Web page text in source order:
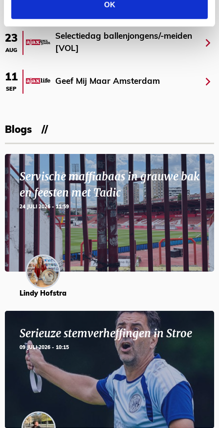
OK
23
AUG
Selectiedag ballenjongens/-meiden
[VOL]
11
SEP
Geef Mij Maar Amsterdam
Blogs
Servische maffiabaas in grauwe bak
en feesten met Tadic
24 JULI 2026 - 11:59
Lindy Hofstra
Serieuze stemverheffingen in Stroe
09 JULI 2026 - 10:15